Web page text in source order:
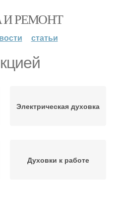
И РЕМОНТ
статьи
Электрическая духовка
Духовки к работе